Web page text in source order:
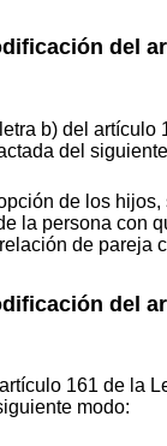
del
b) del artículo
del
de los hijos,
la persona con
de pareja
del
161 de la
modo: